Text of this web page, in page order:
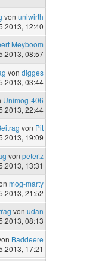
von uniwirth
12:40
Meyboom
08:57
von digges
03:44
Unimog-406
22:44
von Pit
19:09
von peter.z
13:31
mog-marty
21:52
von udan
08:13
Baddeere
17:21